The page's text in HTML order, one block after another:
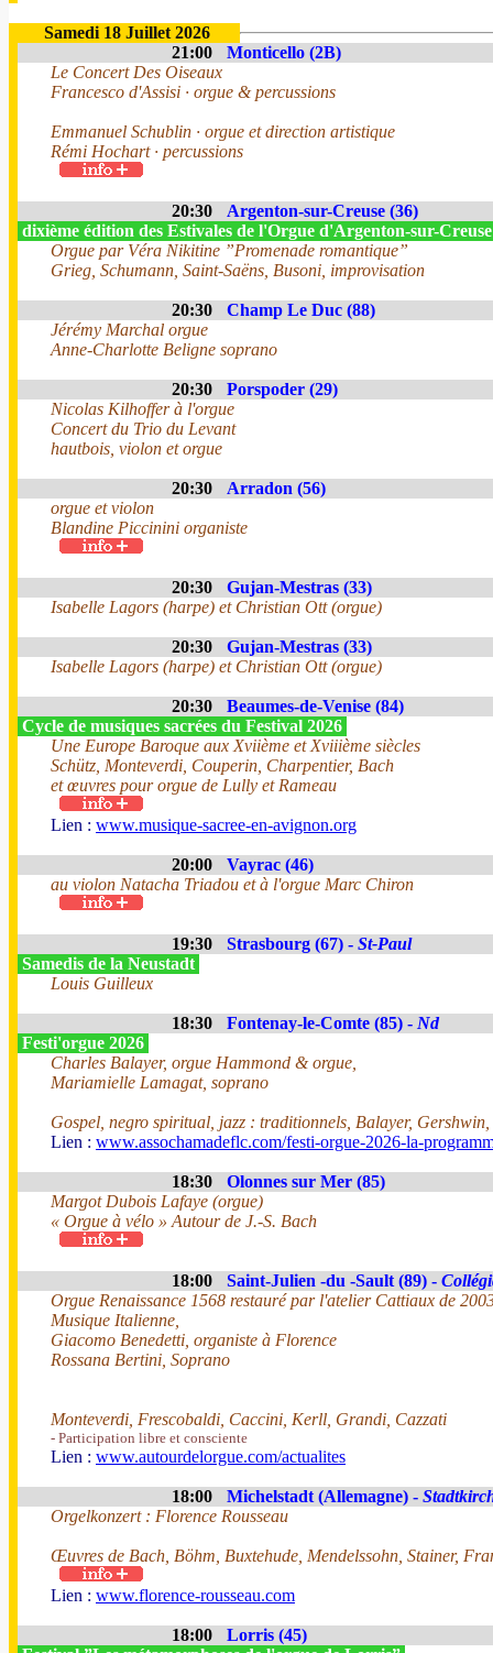
Samedi 18 Juillet 2026
21:00
Monticello (2B)
Le Concert Des Oiseaux
Francesco d'Assisi · orgue & percussions
Emmanuel Schublin · orgue et direction artistique
Rémi Hochart · percussions
20:30
Argenton-sur-Creuse (36)
dixième édition des Estivales de l'Orgue d'Argenton-sur-
Orgue par Véra Nikitine ”Promenade romantique”
Grieg, Schumann, Saint-Saëns, Busoni, improvisation
20:30
Champ Le Duc (88)
Jérémy Marchal orgue
Anne-Charlotte Beligne soprano
20:30
Porspoder (29)
Nicolas Kilhoffer à l'orgue
Concert du Trio du Levant
hautbois, violon et orgue
20:30
Arradon (56)
orgue et violon
Blandine Piccinini organiste
20:30
Gujan-Mestras (33)
Isabelle Lagors (harpe) et Christian Ott (orgue)
20:30
Gujan-Mestras (33)
Isabelle Lagors (harpe) et Christian Ott (orgue)
20:30
Beaumes-de-Venise (84)
Cycle de musiques sacrées du Festival 2026
Une Europe Baroque aux Xviième et Xviiième siècles
Schütz, Monteverdi, Couperin, Charpentier, Bach
et œuvres pour orgue de Lully et Rameau
Lien : www.musique-sacree-en-avignon.org
20:00
Vayrac (46)
au violon Natacha Triadou et à l'orgue Marc Chiron
19:30 Strasbourg (67) - St-Paul
Samedis de la Neustadt
Louis Guilleux
18:30 Fontenay-le-Comte (85) - Nd
Festi'orgue 2026
Charles Balayer, orgue Hammond & orgue,
Mariamielle Lamagat, soprano
Gospel, negro spiritual, jazz : traditionnels, Balayer, Gershwin,
Lien : www.assochamadeflc.com/festi-orgue-2026-la-
18:30
Olonnes sur Mer (85)
Margot Dubois Lafaye (orgue)
« Orgue à vélo » Autour de J.-S. Bach
18:00 Saint-Julien -du -Sault (89) -
Orgue Renaissance 1568 restauré par l'atelier Cattiaux de
Musique Italienne,
Giacomo Benedetti, organiste à Florence
Rossana Bertini, Soprano
Monteverdi, Frescobaldi, Caccini, Kerll, Grandi, Cazzati
- Participation libre et consciente
Lien : www.autourdelorgue.com/actualites
18:00 Michelstadt (Allemagne) -
Orgelkonzert : Florence Rousseau
Œuvres de Bach, Böhm, Buxtehude, Mendelssohn, Stainer,
Lien : www.florence-rousseau.com
18:00
Lorris (45)